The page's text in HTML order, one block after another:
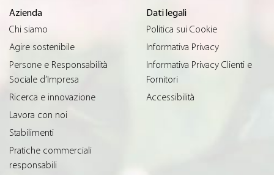
Azienda
Chi siamo
Agire sostenibile
Persone e Responsabilità
Sociale d’Impresa
Ricerca e innovazione
Lavora con noi
Stabilimenti
Pratiche commerciali
responsabili
Dati legali
Politica sui Cookie
Informativa Privacy
Informativa Privacy Clienti e
Fornitori
Accessibilità